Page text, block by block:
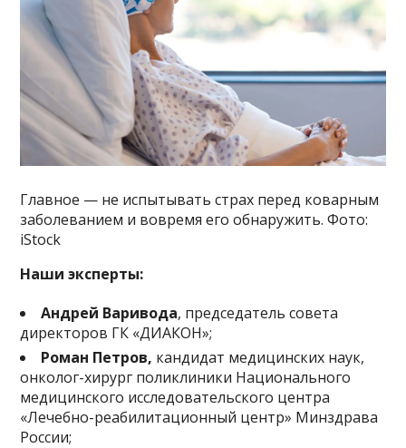
Главное — не испытывать страх перед коварным
заболеванием и вовремя его обнаружить. Фото:
iStock
Наши эксперты:
Андрей Варивода, председатель совета
директоров ГК «ДИАКОН»;
Роман Петров, кандидат медицинских наук,
онколог-хирург поликлиники Национального
медицинского исследовательского центра
«Лечебно-реабилитационный центр» Минздрава
России;